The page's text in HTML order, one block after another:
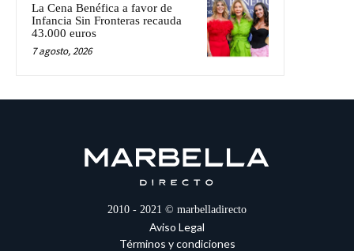
La Cena Benéfica a favor de
Infancia Sin Fronteras recauda
43.000 euros
7 agosto, 2026
2010 - 2021 © marbelladirecto
Aviso Legal
Términos y condiciones